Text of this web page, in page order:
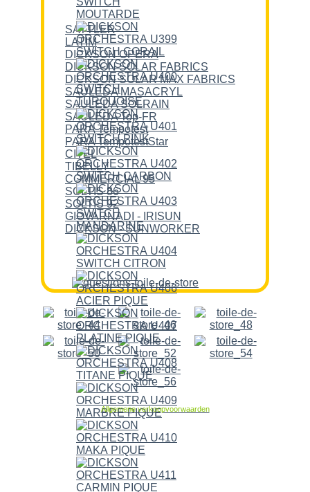
SATTLER
LATIM
DICKSON OPERA
DICKSON SOLAR FABRICS
DICKSON SOLAR MAX FABRICS
SAULEDA MASACRYL
SAULEDA SOLRAIN
SAULEDA Top-FR
PARA Tempotest
PARA TempotestStar
CITEL
TIBELLY
COMMERCIAL 95
SOLTIS 86
SOLTIS 92
GIOVARNADI - IRISUN
DICKSON - SUNWORKER
Allgemene verkoopvoorwaarden